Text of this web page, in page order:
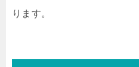
ります。